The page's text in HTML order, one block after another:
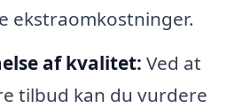
ekstraomkostninger.
af kvalitet: Ved at
tilbud kan du vurdere